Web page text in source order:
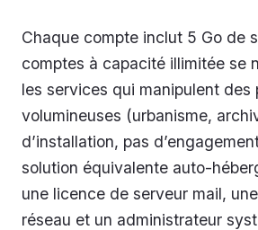
Chaque compte inclut 5 Go de
comptes à capacité illimitée se
les services qui manipulent des
volumineuses (urbanisme,
d’installation, pas
solution équivalente auto-
une licence de serveur mail,
réseau et un administrateur